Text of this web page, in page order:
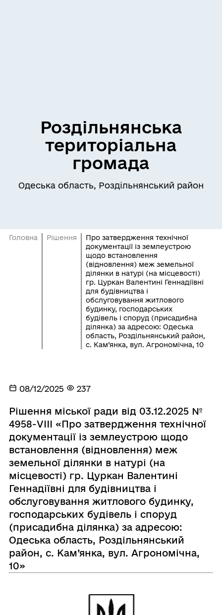
Роздільнянська
територіальна
громада
Одеська область, Роздільнянський район
Головна Рішення
Про затвердження технічної
документації із землеустрою
щодо встановлення
(відновлення) меж земельної
ділянки в натурі (на місцевості)
гр. Цуркан Валентині Геннадіївні
для будівництва і
обслуговування житлового
будинку, господарських
будівель і споруд (присадибна
ділянка) за адресою: Одеська
область, Роздільнянський район,
с. Кам’янка, вул. Агрономічна, 10
08/12/2025 237
Рішення міської ради від 03.12.2025 №
4958-VIIІ «Про затвердження технічної
документації із землеустрою щодо
встановлення (відновлення) меж
земельної ділянки в натурі (на
місцевості) гр. Цуркан Валентині
Геннадіївні для будівництва і
обслуговування житлового будинку,
господарських будівель і споруд
(присадибна ділянка) за адресою:
Одеська область, Роздільнянський
район, с. Кам’янка, вул. Агрономічна,
10»